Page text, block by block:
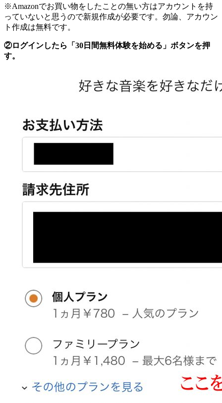
※Amazonでお買い物をしたことの無い方はアカウントを持
っていないと思うので新規作成が必要です。勿論、アカウン
ト作成は無料です。
②ログインしたら「30日間無料体験を始める」ボタンを押
す。